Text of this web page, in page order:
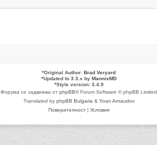
*Original Author: Brad Veryard
*Updated to 3.3.x by MannixMD
*Style version: 3.4.9
Форума се задвижва от phpBB® Forum Software © phpBB Limited
Translated by phpBB Bulgaria & Yoan Arnaudov
Поверителност | Условия